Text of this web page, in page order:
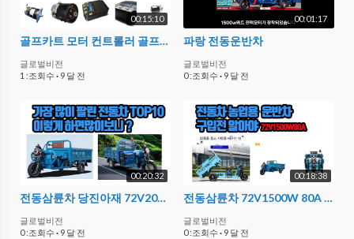
00:15:10
골프카트 모터 컨트롤러 골프카트부품 당진아재
글로벌비전
1 :조회수 · 9 달 전
00:01:17
파랑 전동운반차
글로벌비전
0 :조회수 · 9 달 전
00:20:32
전동삼륜차 당진아재 72V2000W 차이60V 농업용전동차 전동카트 배터리카트
글로벌비전
0 :조회수 · 9 달 전
00:18:38
전동삼륜차 72V1500W 80A 배터리 장착 전동차 구입전 비교해보기 당진아재
글로벌비전
0 :조회수 · 9 달 전